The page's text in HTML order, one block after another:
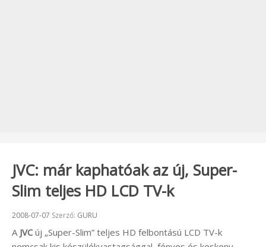
JVC: már kaphatóak az új, Super-
Slim teljes HD LCD TV-k
Beküldve:
2008-07-07 Szerző: GURU
A JVCúj „Super-Slim” teljes HD felbontású LCD TV-k